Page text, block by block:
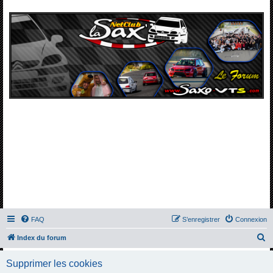
FAQ Connexion
S’enregistrer
Index du forum
Supprimer les cookies